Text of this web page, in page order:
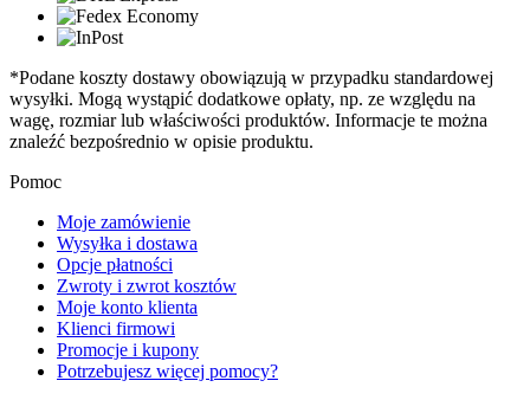
*Podane koszty dostawy obowiązują w przypadku standardowej
wysyłki. Mogą wystąpić dodatkowe opłaty, np. ze względu na
wagę, rozmiar lub właściwości produktów. Informacje te można
znaleźć bezpośrednio w opisie produktu.
Pomoc
Moje zamówienie
Wysyłka i dostawa
Opcje płatności
Zwroty i zwrot kosztów
Moje konto klienta
Klienci firmowi
Promocje i kupony
Potrzebujesz więcej pomocy?